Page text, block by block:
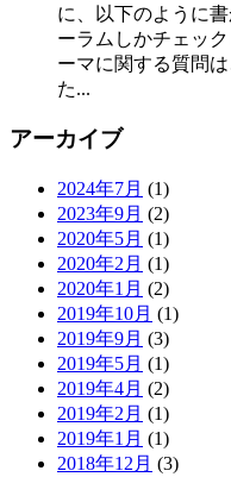
に、以下のように
ーラムしかチェッ
ーマに関する質問
た...
アーカイブ
2024年7月 (1)
2023年9月 (2)
2020年5月 (1)
2020年2月 (1)
2020年1月 (2)
2019年10月 (1)
2019年9月 (3)
2019年5月 (1)
2019年4月 (2)
2019年2月 (1)
2019年1月 (1)
2018年12月 (3)